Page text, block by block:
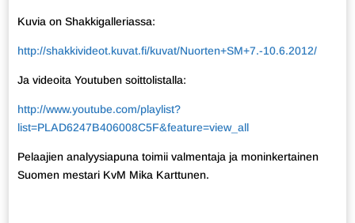
Kuvia on Shakkigalleriassa:
http://shakkivideot.kuvat.fi/kuvat/Nuorten+SM+7.-10.6.2012/
Ja videoita Youtuben soittolistalla:
http://www.youtube.com/playlist?
list=PLAD6247B406008C5F&feature=view_all
Pelaajien analyysiapuna toimii valmentaja ja moninkertainen
Suomen mestari KvM Mika Karttunen.